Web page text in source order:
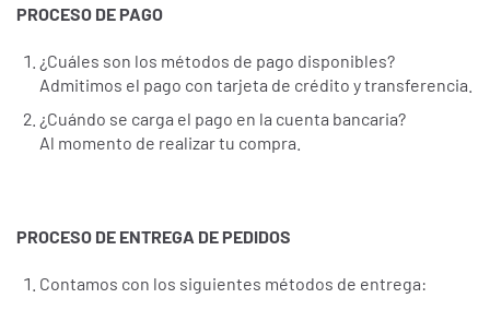
PROCESO DE PAGO
¿Cuáles son los métodos de pago disponibles?
Admitimos el pago con tarjeta de crédito y transferencia.
¿Cuándo se carga el pago en la cuenta bancaria?
Al momento de realizar tu compra.
PROCESO DE ENTREGA DE PEDIDOS
Contamos con los siguientes métodos de entrega: